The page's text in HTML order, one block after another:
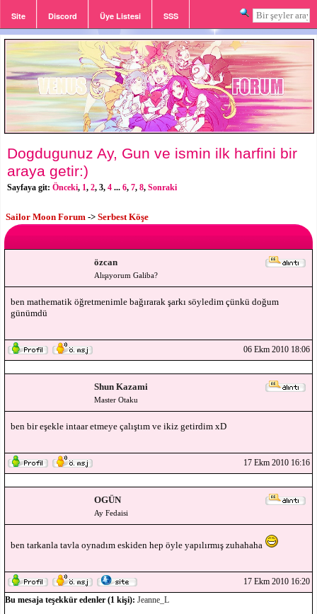
Site Discord Üye Listesi SSS
Giriş Kayıt
Dogdugunuz Ay, Gun ve ismin ilk harfini bir
araya getir:)
Sayfaya git: Önceki, 1, 2, 3, 4 ... 6, 7, 8, Sonraki
Sailor Moon Forum -> Serbest Köşe
özcan
Alışıyorum Galiba?
ben mathematik öğretmenimle bağırarak şarkı söyledim çünkü doğum
günümdü
06 Ekm 2010 18:06
Shun Kazami
Master Otaku
ben bir eşekle intaar etmeye çalıştım ve ikiz getirdim xD
17 Ekm 2010 16:16
OGÜN
Ay Fedaisi
ben tarkanla tavla oynadım eskiden hep öyle yapılırmış zuhahaha
17 Ekm 2010 16:20
Bu mesaja teşekkür edenler (1 kişi): Jeanne_L